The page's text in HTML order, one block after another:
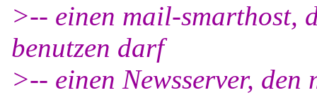
>-- einen mail-smarthost,
benutzen darf
>-- einen Newsserver, den